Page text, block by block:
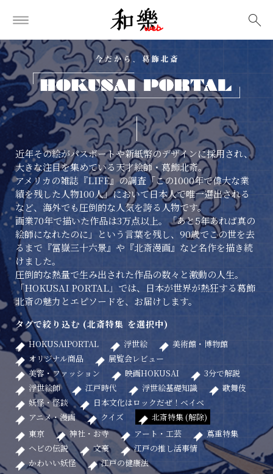
近年その絵がパスポートや新紙幣のデザインに採用され、
大きな注目を集めている天才絵師・葛飾北斎。
アメリカの雑誌『LIFE』の調査「この1000年で偉大な業
績を残した人物100人」において日本人で唯一選出される
など、海外でも圧倒的な人気を誇る人物です。
画業70年で描いた作品は3万点以上。「あと5年あれば真の
絵師になれたのに」という言葉を残し、90歳でこの世を去
るまで『冨嶽三十六景』や『北斎漫画』など名作を描き続
けました。
圧倒的な熱量で生み出された作品の数々と激動の人生。
「HOKUSAI PORTAL」では、日本が世界が熱狂する葛飾
北斎の魅力とエピソードを、お届けします。
タグで絞り込む (北斎特集 を選択中)
HOKUSAIPORTAL 浮世絵
美術館・博物館
オリジナル商品
展覧会レビュー
美容・ファッション
映画HOKUSAI
3分で解説
浮世絵師
江戸時代 浮世絵基礎知識
歌舞伎
妖怪・怪談
日本文化はロックだぜ！ベイベ
アニメ・漫画
クイズ
北斎特集 (解除)
東京
神社・お寺 アート・工芸
蔦重特集
ヘビの伝説
文豪
江戸の推し活事情
かわいい妖怪
江戸の健康法